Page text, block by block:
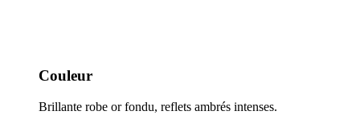
Couleur
Brillante robe or fondu, reflets ambrés intenses.